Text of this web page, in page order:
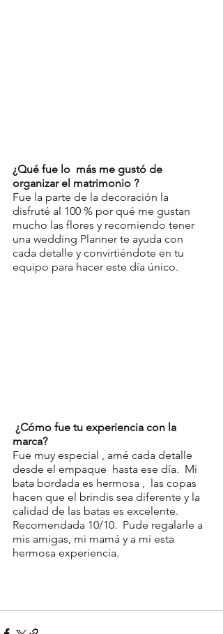
¿Qué fue lo  más me gustó de
organizar el matrimonio ?
Fue la parte de la decoración la
disfruté al 100 % por qué me gustan
mucho las flores y recomiendo tener
una wedding Planner te ayuda con
cada detalle y convirtiéndote en tu
equipo para hacer este día único.
¿Cómo fue tu experiencia con la
marca?
Fue muy especial , amé cada detalle
desde el empaque  hasta ese día.  Mi
bata bordada es hermosa ,  las copas
hacen que el brindis sea diferente y la
calidad de las batas es excelente.
Recomendada 10/10.  Pude regalarle a
mis amigas, mi mamá y a mi esta
hermosa experiencia.